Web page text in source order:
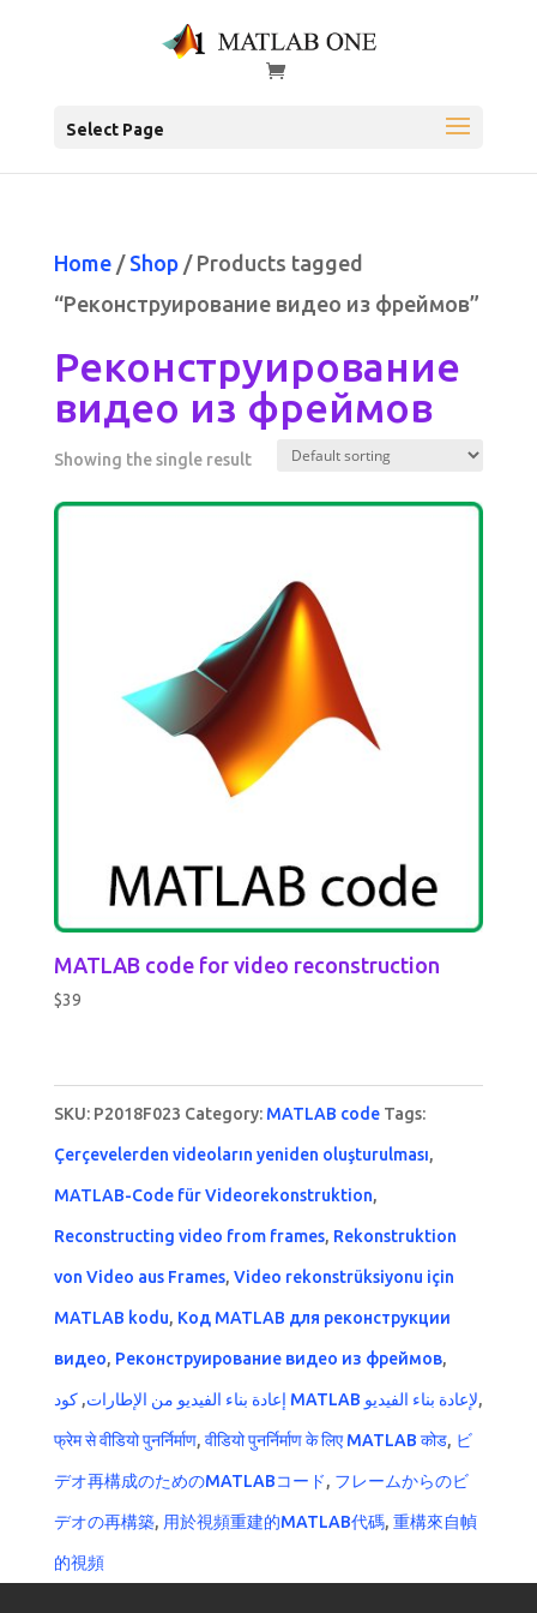
Select Page
Home/ Shop/ Products tagged
“Реконструирование видео из фреймов”
Реконструирование
видео из фреймов
Showing the single result
MATLAB code for video reconstruction
$39
SKU: P2018F023 Category: MATLAB code Tags:
Çerçevelerden videoların yeniden oluşturulması,
MATLAB-Code für Videorekonstruktion,
Reconstructing video from frames, Rekonstruktion
von Video aus Frames, Video rekonstrüksiyonu için
MATLAB kodu, Код MATLAB для реконструкции
видео, Реконструирование видео из фреймов,
إعادة بناء الفيديو من الإطارات, كود MATLAB لإعادة بناء الفيديو,
फ्रेम से वीडियो पुनर्निर्माण, वीडियो पुनर्निर्माण के लिए MATLAB कोड, ビ
デオ再構成のためのMATLABコード, フレームからのビ
デオの再構築, 用於視頻重建的MATLAB代碼, 重構來自幀
的視頻